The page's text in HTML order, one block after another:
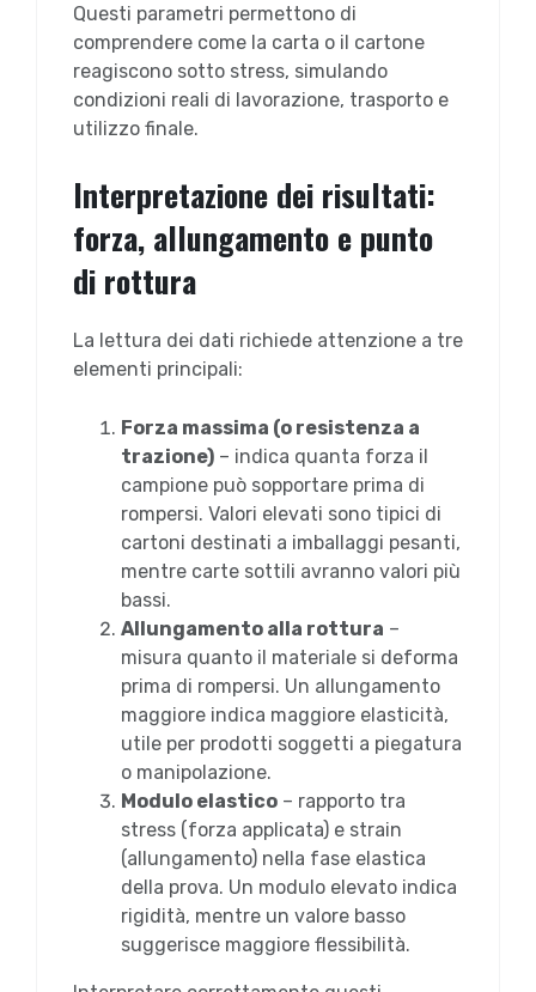
Questi parametri permettono di
comprendere come la carta o il cartone
reagiscono sotto stress, simulando
condizioni reali di lavorazione, trasporto e
utilizzo finale.
Interpretazione dei risultati:
forza, allungamento e punto
di rottura
La lettura dei dati richiede attenzione a tre
elementi principali:
Forza massima (o resistenza a
trazione) – indica quanta forza il
campione può sopportare prima di
rompersi. Valori elevati sono tipici di
cartoni destinati a imballaggi pesanti,
mentre carte sottili avranno valori più
bassi.
Allungamento alla rottura –
misura quanto il materiale si deforma
prima di rompersi. Un allungamento
maggiore indica maggiore elasticità,
utile per prodotti soggetti a piegatura
o manipolazione.
Modulo elastico – rapporto tra
stress (forza applicata) e strain
(allungamento) nella fase elastica
della prova. Un modulo elevato indica
rigidità, mentre un valore basso
suggerisce maggiore flessibilità.